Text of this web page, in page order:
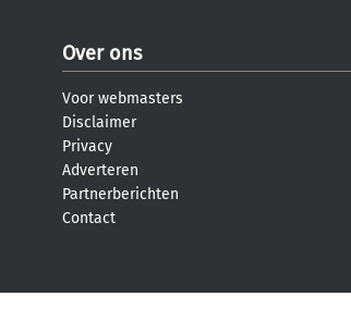
Over ons
Voor webmasters
Disclaimer
Privacy
Adverteren
Partnerberichten
Contact